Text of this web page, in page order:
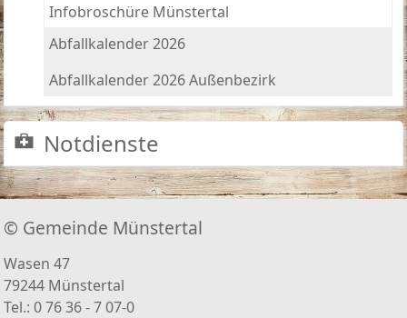
Infobroschüre Münstertal
Abfallkalender 2026
Abfallkalender 2026 Außenbezirk
Notdienste
© Gemeinde Münstertal
Wasen 47
79244 Münstertal
Tel.: 0 76 36 - 7 07-0